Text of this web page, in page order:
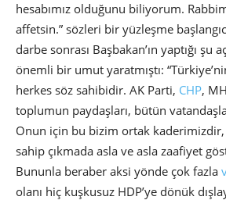
hesabımız olduğunu biliyorum.
affetsin.” sözleri bir yüzleşme
darbe sonrası Başbakan’ın yaptığı şu
önemli bir umut yaratmıştı:
herkes söz sahibidir. AK Parti, CHP,
toplumun paydaşları, bütün
Onun için bu bizim ortak
sahip çıkmada asla ve asla zaafiyet
Bununla beraber aksi yönde çok fazla
olanı hiç kuşkusuz HDP’ye dönük